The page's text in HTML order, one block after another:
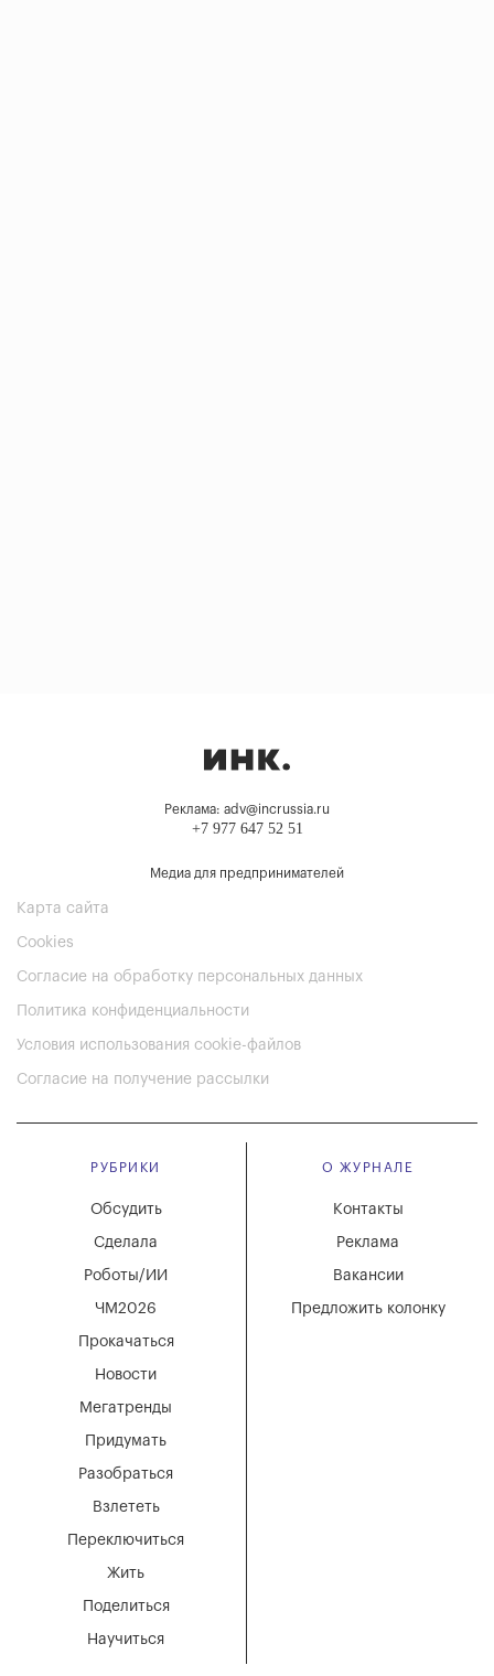
Реклама: adv@incrussia.ru
+7 977 647 52 51
Медиа для предпринимателей
Карта сайта
Cookies
Согласие на обработку персональных данных
Политика конфиденциальности
Условия использования cookie-файлов
Согласие на получение рассылки
РУБРИКИ
Мегатренды
Придумать
Разобраться
Взлететь
Новости
Переключиться
Жить
Поделиться
Научиться
Обсудить
Сделала
Роботы/ИИ
ЧМ2026
Прокачаться
О ЖУРНАЛЕ
Вакансии
Реклама
Контакты
Предложить колонку